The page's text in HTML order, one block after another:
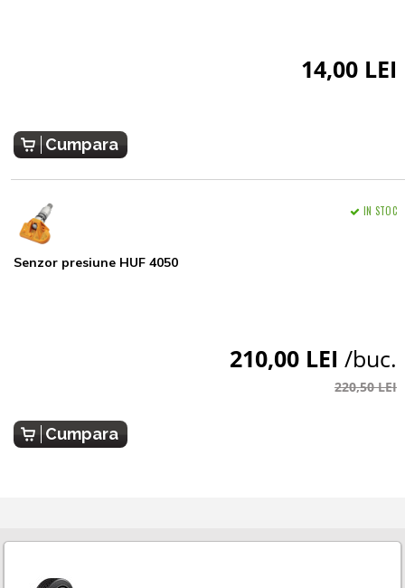
14,00 LEI
Cumpara
Senzor presiune HUF 4050
IN STOC
210,00 LEI /buc.
220,50 LEI
Cumpara